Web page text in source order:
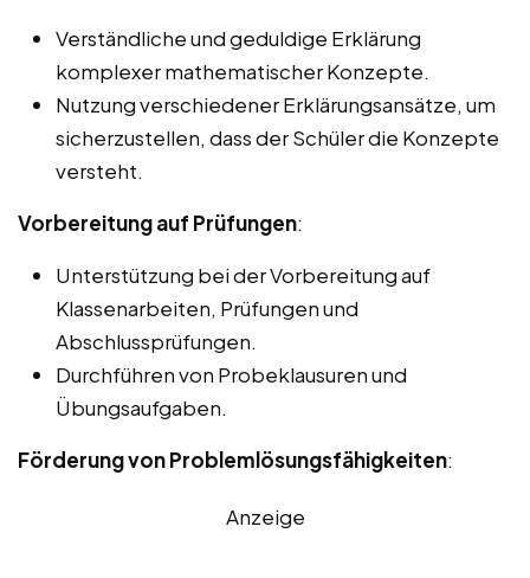
Verständliche und geduldige Erklärung
komplexer mathematischer Konzepte.
Nutzung verschiedener Erklärungsansätze, um
sicherzustellen, dass der Schüler die Konzepte
versteht.
Vorbereitung auf Prüfungen:
Unterstützung bei der Vorbereitung auf
Klassenarbeiten, Prüfungen und
Abschlussprüfungen.
Durchführen von Probeklausuren und
Übungsaufgaben.
Förderung von Problemlösungsfähigkeiten:
Anzeige